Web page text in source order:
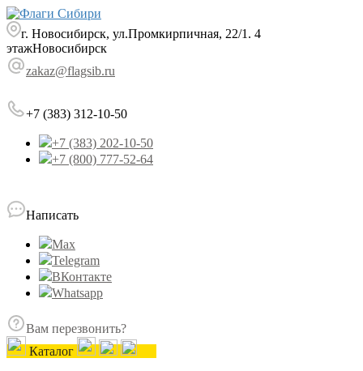
г. Новосибирск, ул.Промкирпичная, 22/1. 4
этажНовосибирск
zakaz@flagsib.ru
+7 (383) 312-10-50
+7 (383) 202-10-50
+7 (800) 777-52-64
Написать
Max
Telegram
ВКонтакте
Whatsapp
Вам перезвонить?
Каталог